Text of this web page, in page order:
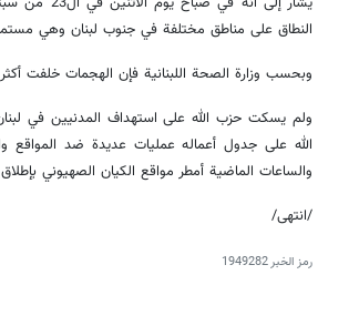
النطاق على مناطق مختلفة في جنوب لبنان وهي
وبحسب وزارة الصحة اللبنانية فإن الهجمات خلفت أكثر من 2000 شهيد وآلاف
ولم يسكت حزب الله على استهداف المدنيين في
الله على جدول أعماله عمليات عديدة ضد المواقع
والساعات الماضية أمطر مواقع الكيان الصهيوني
/انتهى/
رمز الخبر1949282